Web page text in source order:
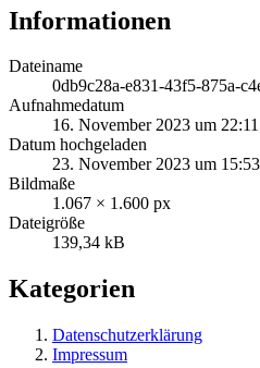
Informationen
Dateiname
0db9c28a-e831-43f5-875a-
Aufnahmedatum
16. November 2023 um 22:11
Datum hochgeladen
23. November 2023 um 15:53
Bildmaße
1.067 × 1.600 px
Dateigröße
139,34 kB
Kategorien
Datenschutzerklärung
Impressum